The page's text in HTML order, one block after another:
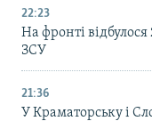
22:23
На фронті
ЗСУ
21:36
У Краматорську і